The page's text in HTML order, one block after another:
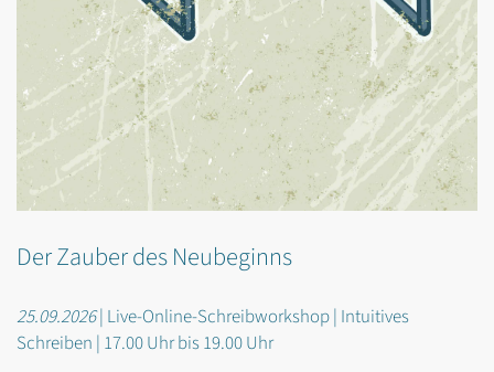
Der Zauber des Neubeginns
25.09.2026| Live-Online-Schreibworkshop | Intuitives
Schreiben | 17.00 Uhr bis 19.00 Uhr